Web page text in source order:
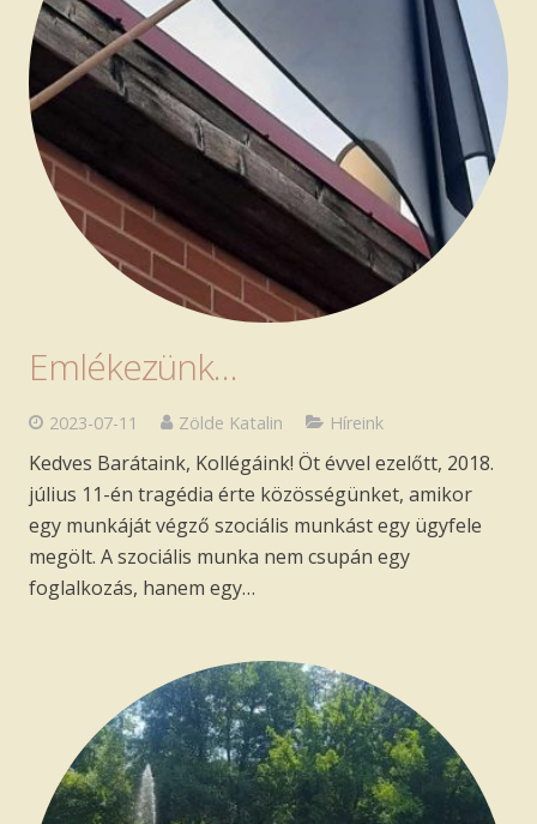
Emlékezünk…
2023-07-11 Zölde Katalin Híreink
Kedves Barátaink, Kollégáink! Öt évvel ezelőtt, 2018.
július 11-én tragédia érte közösségünket, amikor
egy munkáját végző szociális munkást egy ügyfele
megölt. A szociális munka nem csupán egy
foglalkozás, hanem egy…